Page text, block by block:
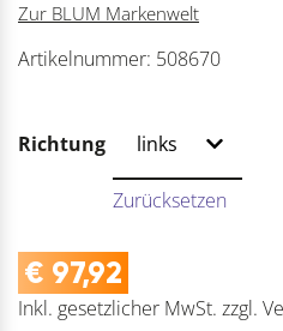
Zur BLUM Markenwelt
Artikelnummer: 508670
Richtung
Zurücksetzen
€ 97,92
Inkl. gesetzlicher MwSt. zzgl.